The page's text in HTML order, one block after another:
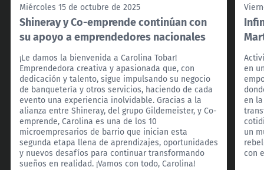
Miércoles 15 de octubre de 2025
Shineray y Co-emprende continúan con
su apoyo a emprendedores nacionales
¡Le damos la bienvenida a Carolina Tobar!
Emprendedora creativa y apasionada que, con
dedicación y talento, sigue impulsando su negocio
de banquetería y otros servicios, haciendo de cada
evento una experiencia inolvidable. Gracias a la
alianza entre Shineray, del grupo Gildemeister, y Co-
emprende, Carolina es una de los 10
microempresarios de barrio que inician esta
segunda etapa llena de aprendizajes, oportunidades
y nuevos desafíos para continuar transformando
sueños en realidad. ¡Vamos con todo, Carolina!
en
en
un
con